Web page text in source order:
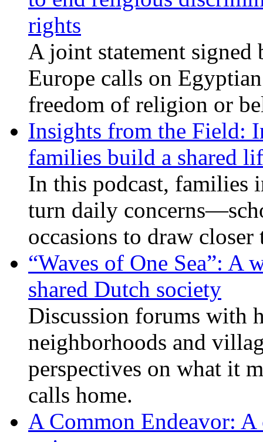
rights
A joint statement signed
Europe calls on
freedom of religion or
Insights from the Field:
families build a shared
In this podcast, families
turn daily
occasions to draw
“Waves of One Sea”:
shared Dutch society
Discussion forums with
neighborhoods and
perspectives on what it
calls home.
A Common Endeavor: